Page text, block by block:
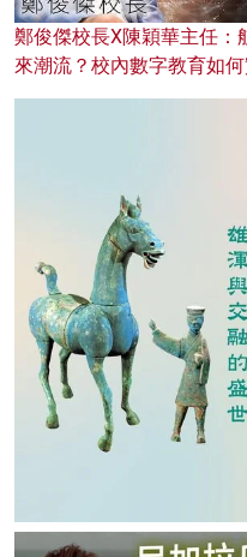
鄭俊傑校長X陳穎華主任：
來潮流？校內數字教育如何